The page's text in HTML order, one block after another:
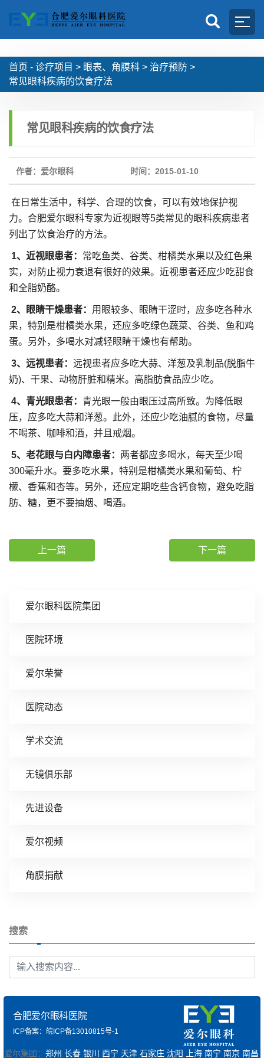
首页 - 诊疗项目 > 眼表、角膜科 > 治疗预防 >
常见眼科疾病的饮食疗法
爱尔眼科医院集团
医院环境
爱尔荣誉
医院动态
学术交流
无镜俱乐部
先进设备
爱尔视频
角膜捐献
搜索
常见眼科疾病的饮食疗法
作者：爱尔眼科 时间：2015-01-10
在日常生活中，科学、合理的饮食，可以有效地保护视
力。合肥爱尔眼科专家为近视眼等5类常见的眼科疾病患者
列出了饮食治疗的方法。
1、近视眼患者： 常吃鱼类、谷类、柑橘类水果以及红色果
实，对防止视力衰退有很好的效果。近视患者还应少吃甜食
和全脂奶酪。
2、眼睛干燥患者： 用眼较多、眼睛干涩时，应多吃各种水
果，特别是柑橘类水果，还应多吃绿色蔬菜、谷类、鱼和鸡
蛋。另外，多喝水对减轻眼睛干燥也有帮助。
3、远视患者： 远视患者应多吃大蒜、洋葱及乳制品(脱脂牛
奶)、干果、动物肝脏和精米。高脂肪食品应少吃。
4、青光眼患者： 青光眼一般由眼压过高所致。为降低眼
压，应多吃大蒜和洋葱。此外，还应少吃油腻的食物，尽量
不喝茶、咖啡和酒，并且戒烟。
5、老花眼与白内障患者： 两者都应多喝水，每天至少喝
300毫升水。要多吃水果，特别是柑橘类水果和葡萄、柠
檬、香蕉和杏等。另外，还应定期吃些含钙食物，避免吃脂
肪、糖，更不要抽烟、喝酒。
上一篇 下一篇
合肥爱尔眼科医院
ICP备案：皖ICP备13010815号-1
爱尔集团： 郑州 长春 银川 西宁 天津 石家庄 沈阳 上海 南宁 南京 南昌